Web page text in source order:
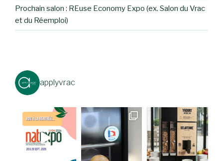
Prochain salon : REuse Economy Expo (ex. Salon du Vrac
et du Réemploi)
applyvrac